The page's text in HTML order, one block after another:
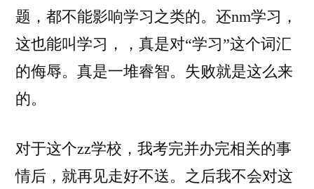
题，都不能影响学习之类的。还nm学习，
这也能叫学习，，真是对“学习”这个词汇
的侮辱。真是一堆睿智。失败就是这么来
的。
对于这个zz学校，我考完并办完相关的事
情后，就再见走好不送。之后我不会对这